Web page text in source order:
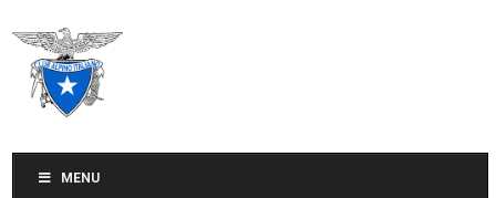
MENU